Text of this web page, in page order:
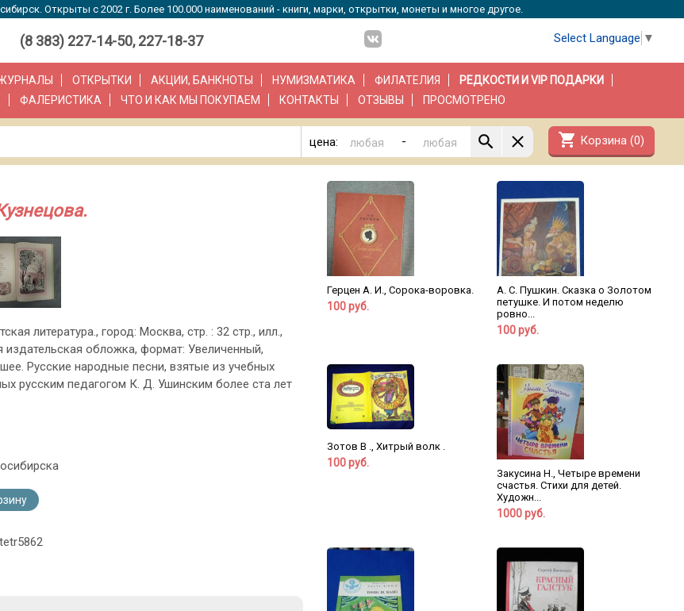
Открыты с 2002 г. Более 100.000 наименований - книги, марки, открытки, монеты и многое другое.
(8 383) 227-14-50, 227-18-37 Select Language ▼
ОТКРЫТКИ АКЦИИ, БАНКНОТЫ НУМИЗМАТИКА ФИЛАТЕЛИЯ
РЕДКОСТИ И VIP ПОДАРКИ
ФАЛЕРИСТИКА ЧТО И КАК МЫ ПОКУПАЕМ КОНТАКТЫ ОТЗЫВЫ ПРОСМОТРЕНО
цена: - shopping_cart Корзина (0)
литература., город: Москва, стр. : 32 стр., илл.,
издательская обложка, формат: Увеличенный,
Русские народные песни, взятые из учебных
русским педагогом К. Д. Ушинским более ста лет
Герцен А. И., Сорока-воровка.
100 руб.
А. С. Пушкин. Сказка о Золотом
петушке. И потом неделю
ровно...
100 руб.
Зотов В ., Хитрый волк .
100 руб.
Закусина Н., Четыре времени
счастья. Стихи для детей.
Художн...
1000 руб.